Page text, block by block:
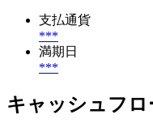
支払通貨
***
満期日
***
キャッシュフロ